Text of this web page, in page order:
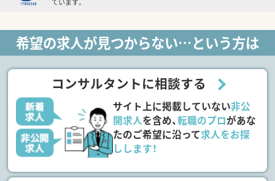
ています。
希望の求人が見つからない…という方は
コンサルタントに相談する
サイト上に掲載していない非公
開求人を含め、転職のプロがあな
たのご希望に沿って求人をお探
しします！